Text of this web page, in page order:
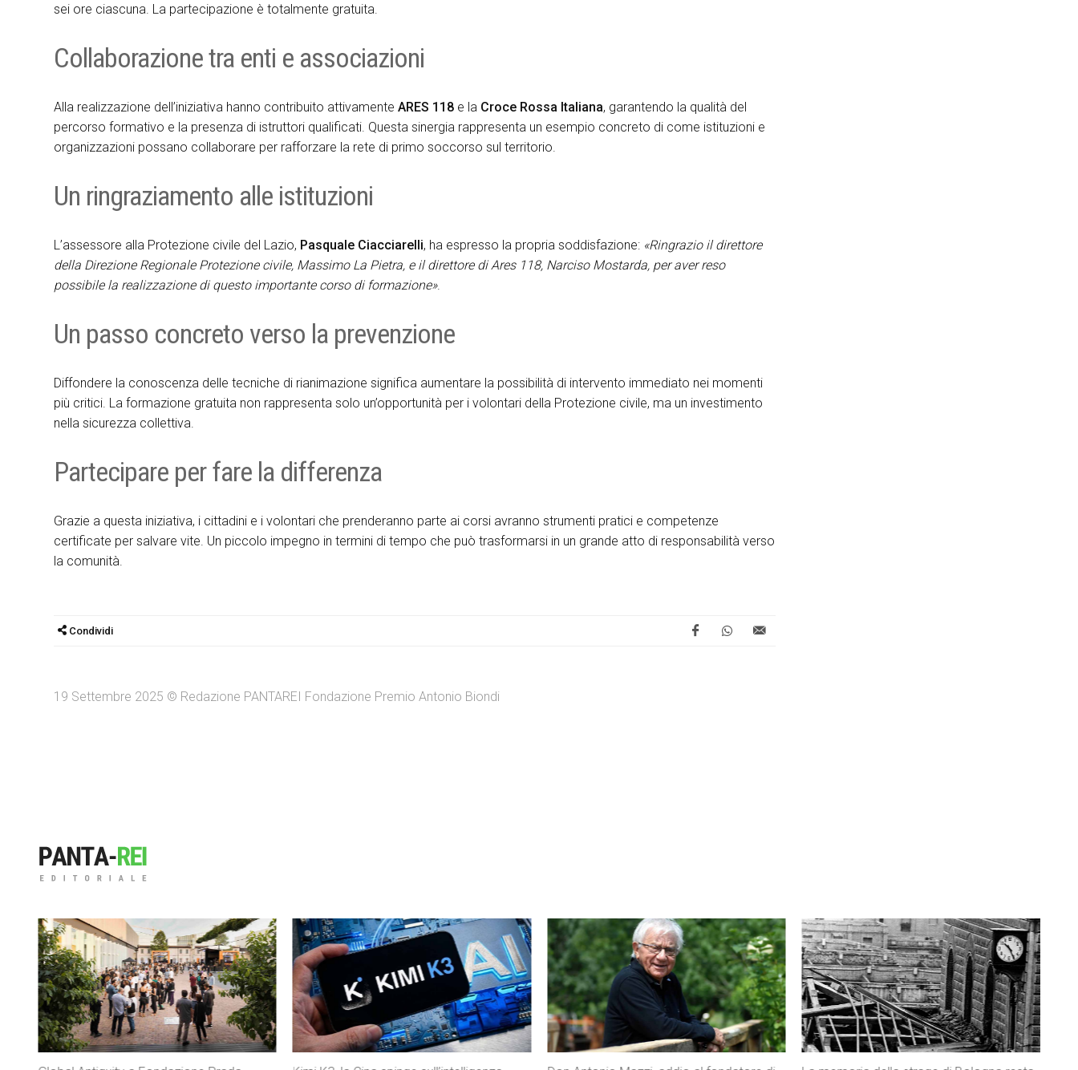
sei ore ciascuna. La partecipazione è totalmente gratuita.
Collaborazione tra enti e associazioni
Alla realizzazione dell’iniziativa hanno contribuito attivamenteARES 118 e la Croce Rossa Italiana, garantendo la qualità del
percorso formativo e la presenza di istruttori qualificati. Questa sinergia rappresenta un esempio concreto di come istituzioni e
organizzazioni possano collaborare per rafforzare la rete di primo soccorso sul territorio.
Un ringraziamento alle istituzioni
L’assessore alla Protezione civile del Lazio, Pasquale Ciacciarelli, ha espresso la propria soddisfazione: «Ringrazio il direttore
della Direzione Regionale Protezione civile, Massimo La Pietra, e il direttore di Ares 118, Narciso Mostarda, per aver reso
possibile la realizzazione di questo importante corso di formazione».
Un passo concreto verso la prevenzione
Diffondere la conoscenza delle tecniche di rianimazione significa aumentare la possibilità di intervento immediato nei momenti
più critici. La formazione gratuita non rappresenta solo un’opportunità per i volontari della Protezione civile, ma un investimento
nella sicurezza collettiva.
Partecipare per fare la differenza
Grazie a questa iniziativa, i cittadini e i volontari che prenderanno parte ai corsi avranno strumenti pratici e competenze
certificate per salvare vite. Un piccolo impegno in termini di tempo che può trasformarsi in un grande atto di responsabilità verso
la comunità.
Condividi
19 Settembre 2025 © Redazione PANTAREI Fondazione Premio Antonio Biondi